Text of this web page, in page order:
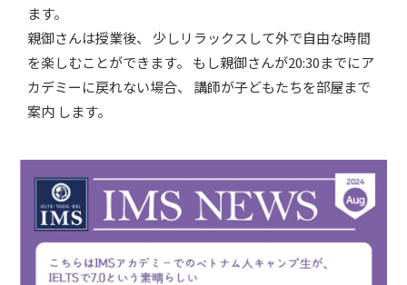
ます。
親御さんは授業後、 少しリラックスして外で自由な時間
を楽しむことができます。 もし親御さんが20:30までにア
カデミーに戻れない場合、 講師が子どもたちを部屋まで
案内 します。